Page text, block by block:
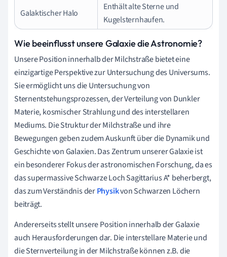
Galaktischer Halo
Enthält alte Sterne und
Kugelsternhaufen.
Wie beeinflusst unsere Galaxie die Astronomie?
Unsere Position innerhalb der Milchstraße bietet eine
einzigartige Perspektive zur Untersuchung des Universums.
Sie ermöglicht uns die Untersuchung von
Sternentstehungsprozessen, der Verteilung von Dunkler
Materie, kosmischer Strahlung und des interstellaren
Mediums. Die Struktur der Milchstraße und ihre
Bewegungen geben zudem Auskunft über die Dynamik und
Geschichte von Galaxien. Das Zentrum unserer Galaxie ist
ein besonderer Fokus der astronomischen Forschung, da es
das supermassive Schwarze Loch Sagittarius A* beherbergt,
das zum Verständnis derPhysikvon Schwarzen Löchern
beiträgt.
Andererseits stellt unsere Position innerhalb der Galaxie
auch Herausforderungen dar. Die interstellare Materie und
die Sternverteilung in der Milchstraße können z.B. die